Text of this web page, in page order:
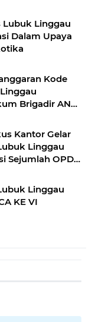
Lubuk Linggau
Dalam Upaya
Kode
Brigadir AN
Kantor Gelar
Linggau
Sejumlah OPD
Linggau
KE VI